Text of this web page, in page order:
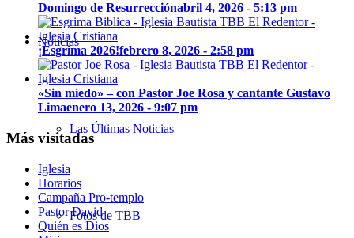
Noticias
Las Últimas Noticias
Fotos de TBB
Domingo de Resurrecciónabril 4, 2026 - 5:13 pm
¡Esgrima 2026!febrero 8, 2026 - 2:58 pm
«Sin miedo» – con Pastor Joe Rosa y cantante Gustavo
Limaenero 13, 2026 - 9:07 pm
Más visitadas
Iglesia
Horarios
Campaña Pro-templo
Pastor David
Quién es Dios